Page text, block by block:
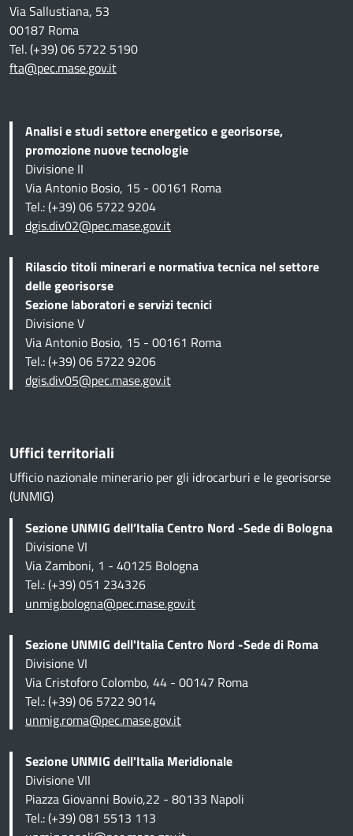
Via Sallustiana, 53
00187 Roma
Tel. (+39) 06 5722 5190
fta@pec.mase.gov.it
Analisi e studi settore energetico e georisorse,
promozione nuove tecnologie
Divisione II
Via Antonio Bosio, 15 - 00161 Roma
Tel.: (+39) 06 5722 9204
dgis.div02@pec.mase.gov.it
Rilascio titoli minerari e normativa tecnica nel settore
delle georisorse
Sezione laboratori e servizi tecnici
Divisione V
Via Antonio Bosio, 15 - 00161 Roma
Tel.: (+39) 06 5722 9206
dgis.div05@pec.mase.gov.it
Uffici territoriali
Ufficio nazionale minerario per gli idrocarburi e le georisorse
(UNMIG)
Sezione UNMIG dell’Italia Centro Nord -Sede di Bologna
Divisione VI
Via Zamboni, 1 - 40125 Bologna
Tel.: (+39) 051 234326
unmig.bologna@pec.mase.gov.it
Sezione UNMIG dell'Italia Centro Nord -Sede di Roma
Divisione VI
Via Cristoforo Colombo, 44 - 00147 Roma
Tel.: (+39) 06 5722 9014
unmig.roma@pec.mase.gov.it
Sezione UNMIG dell'Italia Meridionale
Divisione VII
Piazza Giovanni Bovio,22 - 80133 Napoli
Tel.: (+39) 081 5513 113